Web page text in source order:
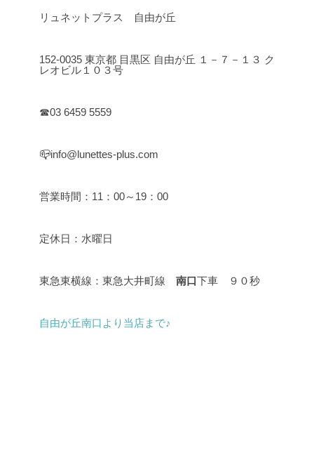
リュネットプラス 自由が丘
152-0035 東京都 目黒区 自由が丘 １－７－１３ ク
レオビル１０３号
☎03 6459 5559
📪info@lunettes-plus.com
営業時間：11：00～19：00
定休日：水曜日
東急東横線：東急大井町線 南口下車 ９０秒
自由が丘南口より当店まで♪